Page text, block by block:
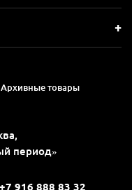
Архивные товары
период»
+7 916 888 83 32